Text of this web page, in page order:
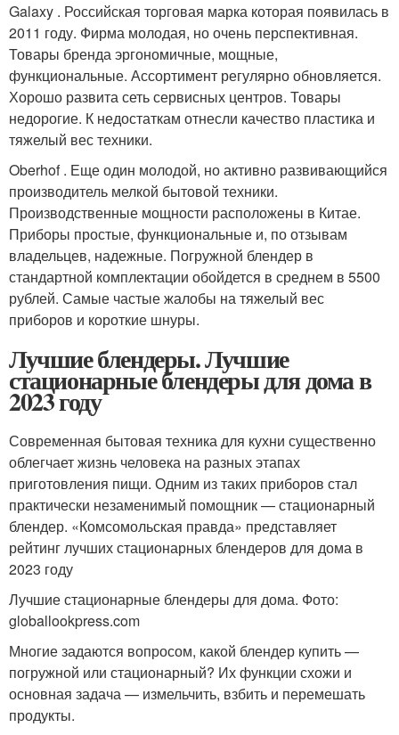
Galaxy . Российская торговая марка которая появилась в
2011 году. Фирма молодая, но очень перспективная.
Товары бренда эргономичные, мощные,
функциональные. Ассортимент регулярно обновляется.
Хорошо развита сеть сервисных центров. Товары
недорогие. К недостаткам отнесли качество пластика и
тяжелый вес техники.
Oberhof . Еще один молодой, но активно развивающийся
производитель мелкой бытовой техники.
Производственные мощности расположены в Китае.
Приборы простые, функциональные и, по отзывам
владельцев, надежные. Погружной блендер в
стандартной комплектации обойдется в среднем в 5500
рублей. Самые частые жалобы на тяжелый вес
приборов и короткие шнуры.
Лучшие блендеры. Лучшие
стационарные блендеры для дома в
2023 году
Современная бытовая техника для кухни существенно
облегчает жизнь человека на разных этапах
приготовления пищи. Одним из таких приборов стал
практически незаменимый помощник — стационарный
блендер. «Комсомольская правда» представляет
рейтинг лучших стационарных блендеров для дома в
2023 году
Лучшие стационарные блендеры для дома. Фото:
globallookpress.com
Многие задаются вопросом, какой блендер купить —
погружной или стационарный? Их функции схожи и
основная задача — измельчить, взбить и перемешать
продукты.